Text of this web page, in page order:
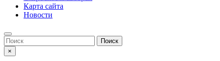
Карта сайта
Новости
Close
Button
Search
for:
×